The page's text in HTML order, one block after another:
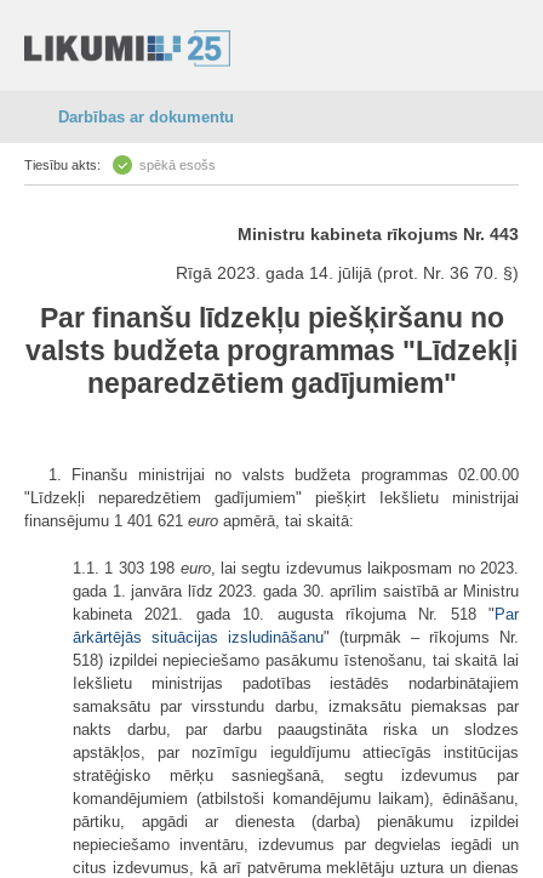
Darbības ar dokumentu
Tiesību akts: spēkā esošs
Ministru kabineta rīkojums Nr. 443
Rīgā 2023. gada 14. jūlijā (prot. Nr. 36 70. §)
Par finanšu līdzekļu piešķiršanu no
valsts budžeta programmas "Līdzekļi
neparedzētiem gadījumiem"
1. Finanšu ministrijai no valsts budžeta programmas 02.00.00
"Līdzekļi neparedzētiem gadījumiem" piešķirt Iekšlietu ministrijai
finansējumu 1 401 621 euro apmērā, tai skaitā:
1.1. 1 303 198 euro, lai segtu izdevumus laikposmam no 2023.
gada 1. janvāra līdz 2023. gada 30. aprīlim saistībā ar Ministru
kabineta 2021. gada 10. augusta rīkojuma Nr. 518 " Par
ārkārtējās situācijas izsludināšanu" (turpmāk – rīkojums Nr.
518) izpildei nepieciešamo pasākumu īstenošanu, tai skaitā lai
Iekšlietu ministrijas padotības iestādēs nodarbinātajiem
samaksātu par virsstundu darbu, izmaksātu piemaksas par
nakts darbu, par darbu paaugstināta riska un slodzes
apstākļos, par nozīmīgu ieguldījumu attiecīgās institūcijas
stratēģisko mērķu sasniegšanā, segtu izdevumus par
komandējumiem (atbilstoši komandējumu laikam), ēdināšanu,
pārtiku, apgādi ar dienesta (darba) pienākumu izpildei
nepieciešamo inventāru, izdevumus par degvielas iegādi un
citus izdevumus, kā arī patvēruma meklētāju uztura un dienas